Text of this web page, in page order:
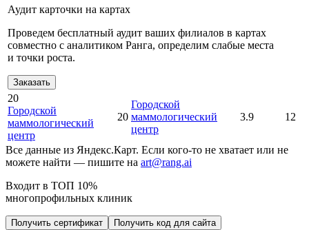
Аудит карточки на картах
Проведем бесплатный аудит ваших филиалов в картах
совместно с аналитиком Ранга, определим слабые места
и точки роста.
Заказать
20
Городской
маммологический
центр
20
Городской
маммологический
центр
3.9 12
Все данные из Яндекс.Карт. Если кого-то не хватает или не
можете найти — пишите на art@rang.ai
Входит в ТОП 10%
многопрофильных клиник
Получить сертификат Получить код для сайта